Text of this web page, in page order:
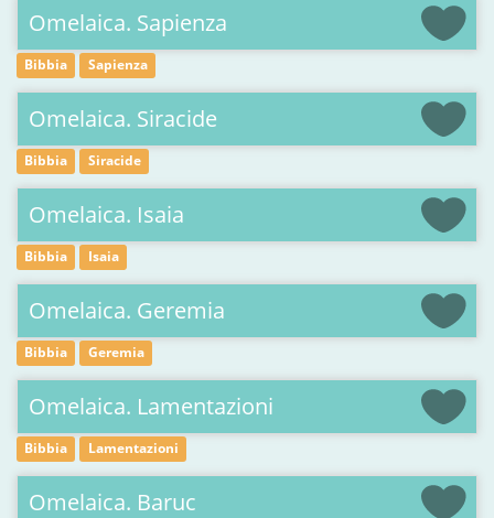
Omelaica. Sapienza
Bibbia Sapienza
Omelaica. Siracide
Bibbia Siracide
Omelaica. Isaia
Bibbia Isaia
Omelaica. Geremia
Bibbia Geremia
Omelaica. Lamentazioni
Bibbia Lamentazioni
Omelaica. Baruc